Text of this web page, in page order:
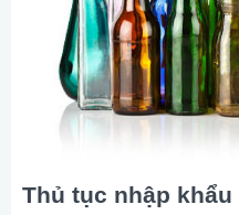
Thủ tục nhập